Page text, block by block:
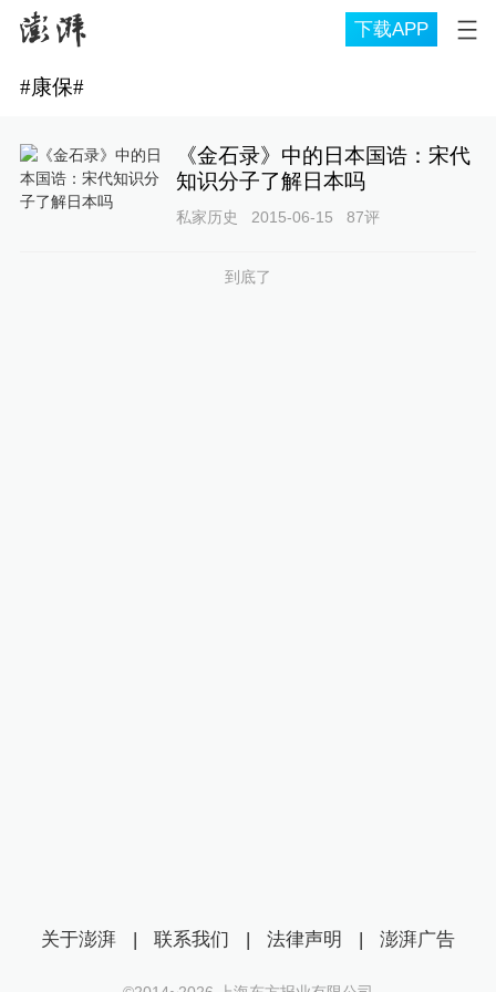
下载APP
#康保#
《金石录》中的日本国诰：宋代
知识分子了解日本吗
私家历史 2015-06-15 87评
到底了
关于澎湃 | 联系我们 | 法律声明 | 澎湃广告